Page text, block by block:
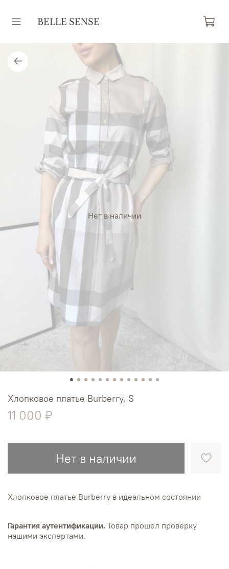
Нет в наличии
Хлопковое платье Burberry, S
11 000 ₽
Нет в наличии
Хлопковое платье Burberry в идеальном состоянии
Гарантия аутентификации. Товар прошел проверку
нашими экспертами.